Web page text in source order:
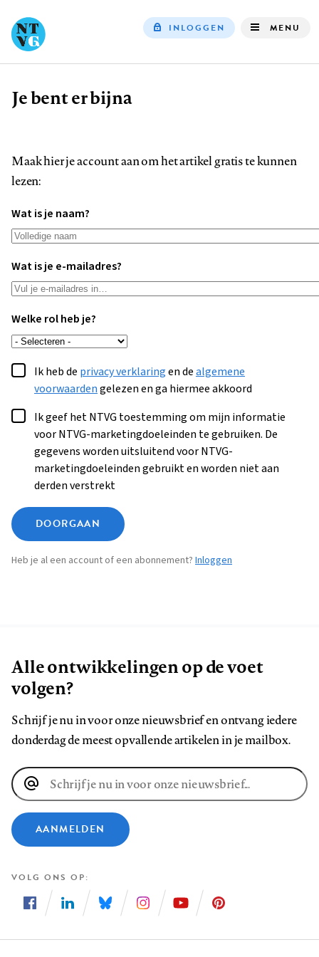
INLOGGEN MENU
Kruimelpad
Je bent er bijna
Maak hier je account aan om het artikel gratis te kunnen
lezen:
Wat is je naam?
Wat is je e-mailadres?
Welke rol heb je?
Ik heb de privacy verklaringen dealgemene
voorwaardengelezen en ga hiermee akkoord
Ik geef het NTVG toestemming om mijn informatie
voor NTVG-marketingdoeleinden te gebruiken. De
gegevens worden uitsluitend voor NTVG-
marketingdoeleinden gebruikt en worden niet aan
derden verstrekt
DOORGAAN
Heb je al een account of een abonnement? Inloggen
Alle ontwikkelingen op de voet
volgen?
Schrijf je nu in voor onze nieuwsbrief en ontvang iedere
donderdag de meest opvallende artikelen in je mailbox.
E-
mailadres
AANMELDEN
VOLG ONS OP
ons
ons
ons
ons
ons
ons